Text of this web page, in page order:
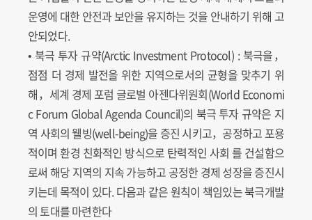
운영에 대한 안전과 보안을 유지하는 것을 안내하기 위해 고
안되었다.
• 북극 투자 규약(Arctic Investment Protocol) : 북극을，
점점 더 경제 발전을 위한 지역으로서의 균형을 맞추기 위
해，세계 경제 포럼 글로벌 아젠다위원회(World Economi
c Forum Global Agenda Council)의 북극 투자 규약은 지
역 사회의 웰빙(well-being)을 증진 시키고，공정하고 포용
적이며 환경 친화적인 방식으로 탄력적인 사회 를 건설함으
로써 해당 지역의 지속 가능하고 공정한 경제 성장을 증진시
키는데 목적이 있다. 다음과 같은 원칙이 책임있는 북극개발
의 토대를 마련한다